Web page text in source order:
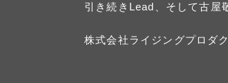
引き続きLead、そして古屋
株式会社ライジングプロダ